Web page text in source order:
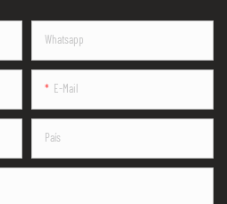
Whatsapp
E-Mail
País